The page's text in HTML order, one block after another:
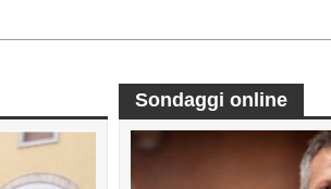
Sondaggi online